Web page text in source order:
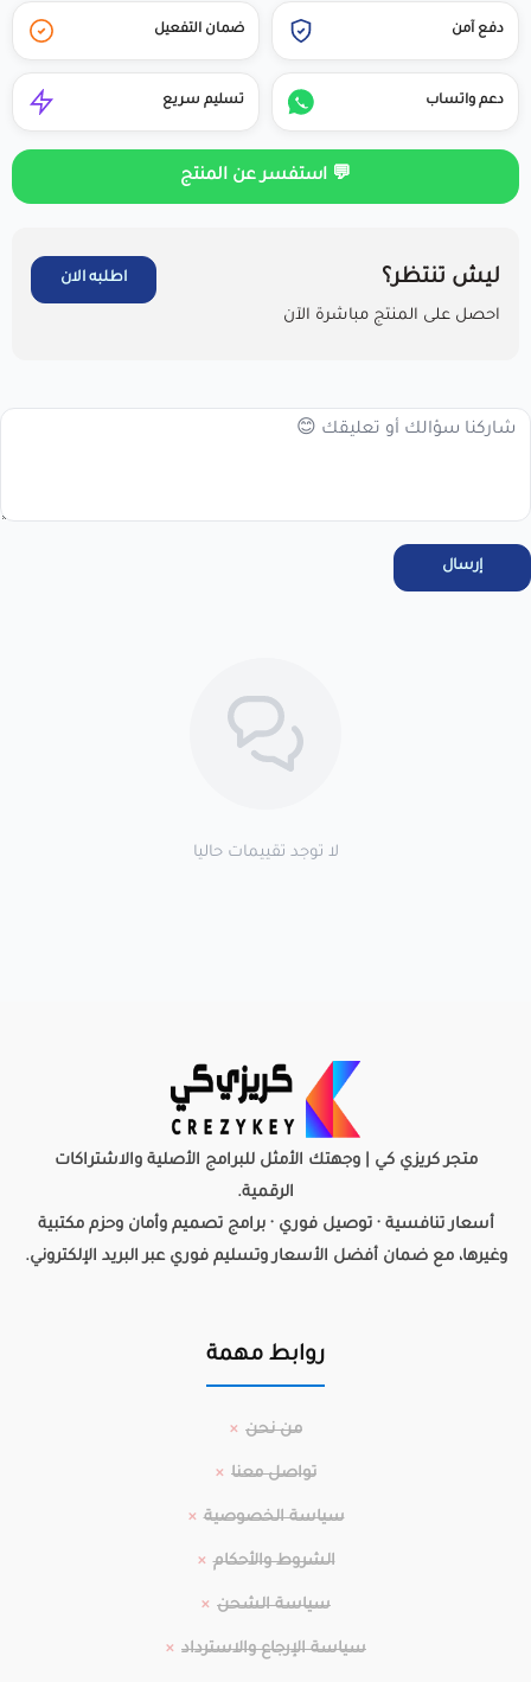
دفع آمن ضمان التفعيل
دعم واتساب تسليم سريع
💬 استفسر عن المنتج
ليش تنتظر؟
احصل على المنتج مباشرة الآن
اطلبه الان
والاسترجاع فى المتجر ، واتعهد باستخدام المنتجات . خلال 7 أيام من
الاستلام لضمان التف...
إرسال
لا توجد تقييمات حاليا
متجر كريزي كي | وجهتك الأمثل للبرامج الأصلية والاشتراكات
الرقمية.
أسعار تنافسية · توصيل فوري · برامج تصميم وأمان وحزم مكتبية
وغيرها، مع ضمان أفضل الأسعار وتسليم فوري عبر البريد الإلكتروني.
روابط مهمة
من نحن
تواصل معنا
سياسة الخصوصية
الشروط والأحكام
سياسة الشحن
سياسة الإرجاع والاسترداد